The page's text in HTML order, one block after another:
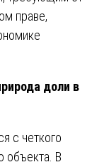
праве,
доли в
с четкого
объекта. В